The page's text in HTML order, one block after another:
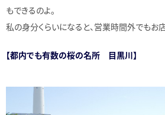
もできるのよ。
私の身分くらいになると、営業時間外でもお
【都内でも有数の桜の名所 目黒川】